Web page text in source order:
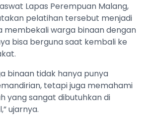
Lapas Perempuan Malang,
pelatihan tersebut menjadi
membekali warga binaan dengan
bisa berguna saat kembali ke
binaan tidak hanya punya
tetapi juga memahami
yang sangat dibutuhkan di
ujarnya.